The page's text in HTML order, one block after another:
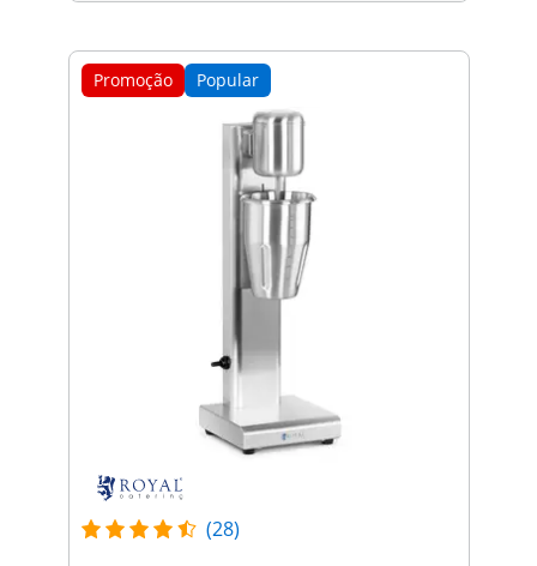
Promoção Popular
(28)